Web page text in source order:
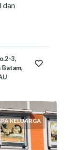
dan
3,
KELUARGA